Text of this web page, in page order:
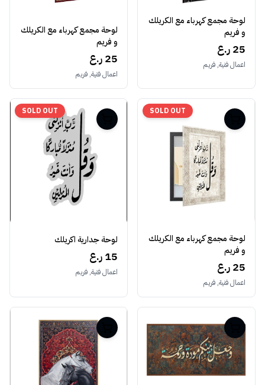
لوحة مجمع كهرباء مع الكريلك
و فريم
25 ر.ع
اعمال فنية, فريم
لوحة مجمع كهرباء مع الكريلك
و فريم
25 ر.ع
اعمال فنية, فريم
SOLD OUT
لوحة مجمع كهرباء مع الكريلك
و فريم
25 ر.ع
اعمال فنية, فريم
SOLD OUT
لوحة جدارية اكريلك
15 ر.ع
اعمال فنية, فريم